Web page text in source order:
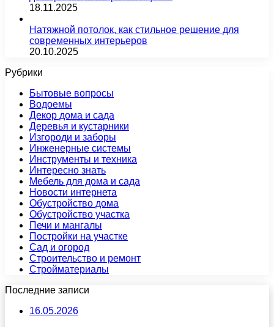
18.11.2025
Натяжной потолок, как стильное решение для
современных интерьеров
20.10.2025
Рубрики
Бытовые вопросы
Водоемы
Декор дома и сада
Деревья и кустарники
Изгороди и заборы
Инженерные системы
Инструменты и техника
Интересно знать
Мебель для дома и сада
Новости интернета
Обустройство дома
Обустройство участка
Печи и мангалы
Постройки на участке
Сад и огород
Строительство и ремонт
Стройматериалы
Последние записи
16.05.2026